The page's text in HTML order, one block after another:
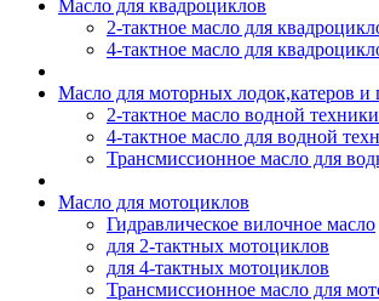
Масло для квадроциклов
2-тактное масло для
4-тактное масло для
Масло для моторных лодок,катеров и
2-тактное масло водной техники
4-тактное масло для водной
Трансмиссионное масло для
Масло для мотоциклов
Гидравлическое вилочное масло
для 2-тактных мотоциклов
для 4-тактных мотоциклов
Трансмиссионное масло для